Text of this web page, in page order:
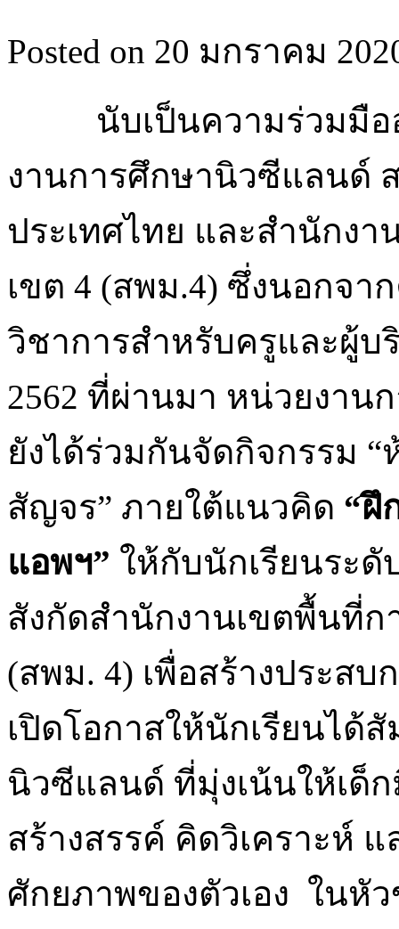
Posted on 20 มกราคม
นับเป็นความร่วมมือ
งานการศึกษานิวซีแลนด์
ประเทศไทย และสำนักง
เขต 4 (สพม.4) ซึ่งนอกจา
วิชาการสำหรับครูและผู้บ
2562 ที่ผ่านมา หน่วยงา
ยังได้ร่วมกันจัดกิจกรรม
สัญจร” ภายใต้แนวคิด “ฝึ
แอพฯ” ให้กับนักเรียนระ
สังกัดสำนักงานเขตพื้นที่
(สพม. 4) เพื่อสร้างประส
เปิดโอกาสให้นักเรียนได้
นิวซีแลนด์ ที่มุ่งเน้นให้เด็
สร้างสรรค์ คิดวิเคราะห์
ศักยภาพของตัวเอง ในหั